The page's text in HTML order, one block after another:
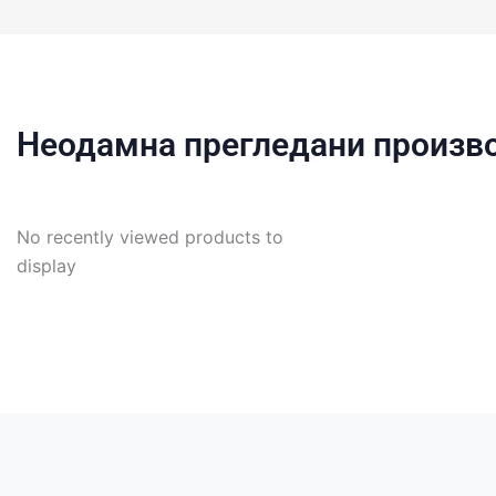
Неодамна прегледани
No recently viewed products to
display